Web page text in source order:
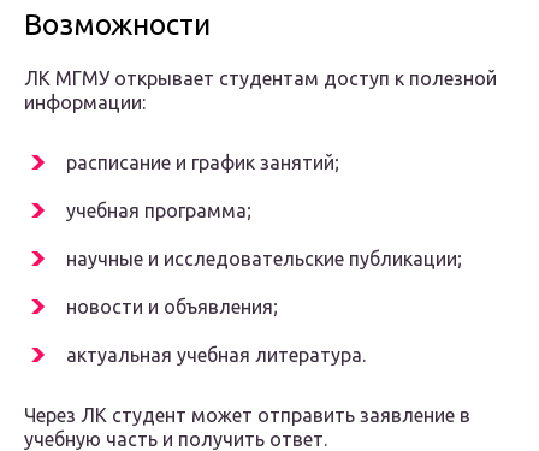
Возможности
ЛК МГМУ открывает студентам доступ к полезной
информации:
расписание и график занятий;
учебная программа;
научные и исследовательские публикации;
новости и объявления;
актуальная учебная литература.
Через ЛК студент может отправить заявление в
учебную часть и получить ответ.